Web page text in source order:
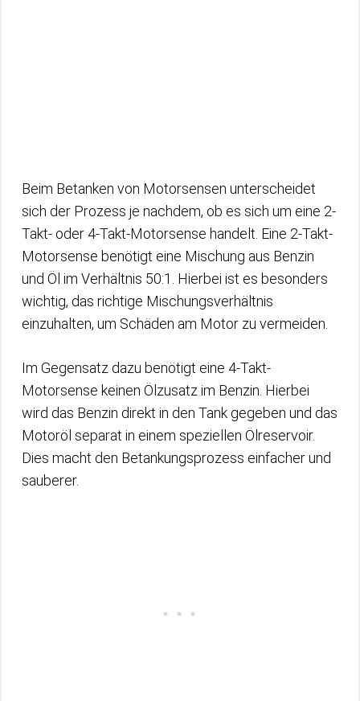
Beim Betanken von Motorsensen unterscheidet
sich der Prozess je nachdem, ob es sich um eine 2-
Takt- oder 4-Takt-Motorsense handelt. Eine 2-Takt-
Motorsense benötigt eine Mischung aus Benzin
und Öl im Verhältnis 50:1. Hierbei ist es besonders
wichtig, das richtige Mischungsverhältnis
einzuhalten, um Schäden am Motor zu vermeiden.
Im Gegensatz dazu benötigt eine 4-Takt-
Motorsense keinen Ölzusatz im Benzin. Hierbei
wird das Benzin direkt in den Tank gegeben und das
Motoröl separat in einem speziellen Ölreservoir.
Dies macht den Betankungsprozess einfacher und
sauberer.